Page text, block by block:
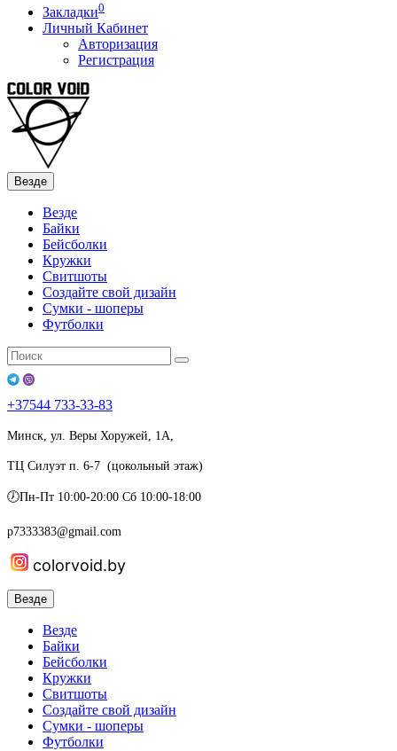
Закладки0
Личный Кабинет
Авторизация
Регистрация
Везде
Везде
Байки
Бейсболки
Кружки
Свитшоты
Создайте свой дизайн
Сумки - шоперы
Футболки
+37544 733-33-83
Минск, ул. Веры Хоружей, 1А,
ТЦ Силуэт п. 6-7 (цокольный этаж)
🕖Пн-Пт 10:00-20:00 Сб 10:00-18:00
p7333383@gmail.com
colorvoid.by
Везде
Везде
Байки
Бейсболки
Кружки
Свитшоты
Создайте свой дизайн
Сумки - шоперы
Футболки